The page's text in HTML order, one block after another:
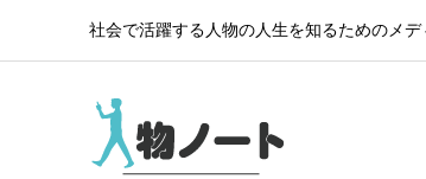
社会で活躍する人物の人生を知るためのメデ